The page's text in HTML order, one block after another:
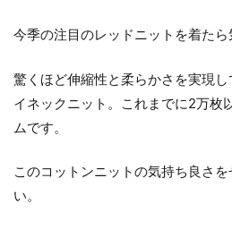
今季の注目のレッドニットを着た
驚くほど伸縮性と柔らかさを実現
イネックニット。これまでに2万枚
ムです。
このコットンニットの気持ち良さ
い。